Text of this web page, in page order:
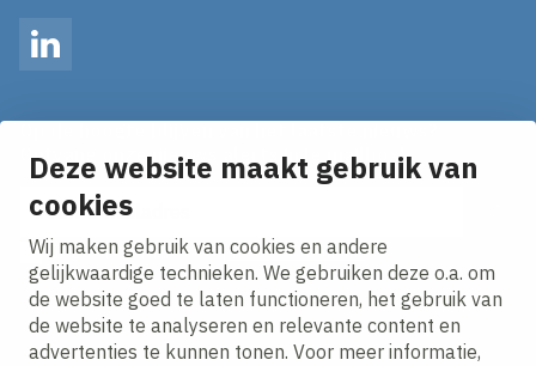
Deze website maakt gebruik van
cookies
Wij maken gebruik van cookies en andere
gelijkwaardige technieken. We gebruiken deze o.a. om
de website goed te laten functioneren, het gebruik van
de website te analyseren en relevante content en
advertenties te kunnen tonen. Voor meer informatie,
LinkedIn
Ontvang onze nieuws alerts in je mailbox!
E-mailadres
Ik ga akkoord met hetprivacy statement.